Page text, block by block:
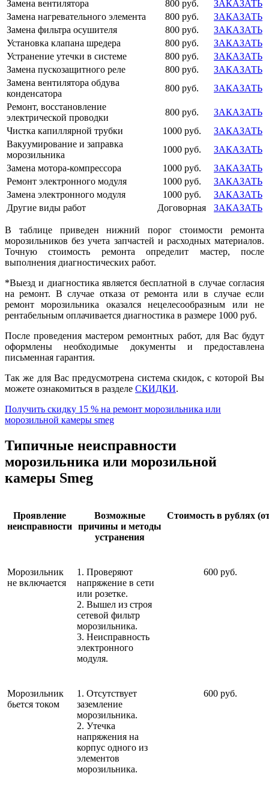
Замена вентилятора 800 руб.
ЗАКАЗАТЬ
Замена нагревательного элемента
800 руб.
ЗАКАЗАТЬ
Замена фильтра осушителя
800 руб.
ЗАКАЗАТЬ
Установка клапана шредера
800 руб.
ЗАКАЗАТЬ
Устранение утечки в системе
800 руб.
ЗАКАЗАТЬ
Замена пускозащитного реле
800 руб.
ЗАКАЗАТЬ
Замена вентилятора обдува
конденсатора
800 руб.
ЗАКАЗАТЬ
Ремонт, восстановление
электрической проводки
800 руб.
ЗАКАЗАТЬ
Чистка капиллярной трубки
1000 руб.
ЗАКАЗАТЬ
Вакуумирование и заправка
морозильника
1000 руб.
ЗАКАЗАТЬ
Замена мотора-компрессора
1000 руб.
ЗАКАЗАТЬ
Ремонт электронного модуля
1000 руб.
ЗАКАЗАТЬ
Замена электронного модуля
1000 руб.
ЗАКАЗАТЬ
Другие виды работ
Договорная ЗАКАЗАТЬ
В таблице приведен нижний порог стоимости ремонта
морозильников без учета запчастей и расходных материалов.
Точную стоимость ремонта определит мастер, после
выполнения диагностических работ.
*Выезд и диагностика является бесплатной в случае согласия
на ремонт. В случае отказа от ремонта или в случае если
ремонт морозильника оказался нецелесообразным или не
рентабельным оплачивается диагностика в размере 1000 руб.
После проведения мастером ремонтных работ, для Вас будут
оформлены необходимые документы и предоставлена
письменная гарантия.
Так же для Вас предусмотрена система скидок, с которой Вы
можете ознакомиться в разделе СКИДКИ.
Получить скидку 15 % на ремонт морозильника или
морозильной камеры smeg
Типичные неисправности
морозильника или морозильной
камеры Smeg
Проявление
неисправности
Возможные
причины и методы
устранения
Стоимость в рублях
Морозильник
не включается
1. Проверяют
напряжение в сети
или розетке.
2. Вышел из строя
сетевой фильтр
морозильника.
3. Неисправность
электронного
модуля.
600 руб.
Морозильник
бьется током
1. Отсутствует
заземление
морозильника.
2. Утечка
напряжения на
корпус одного из
элементов
морозильника.
600 руб.